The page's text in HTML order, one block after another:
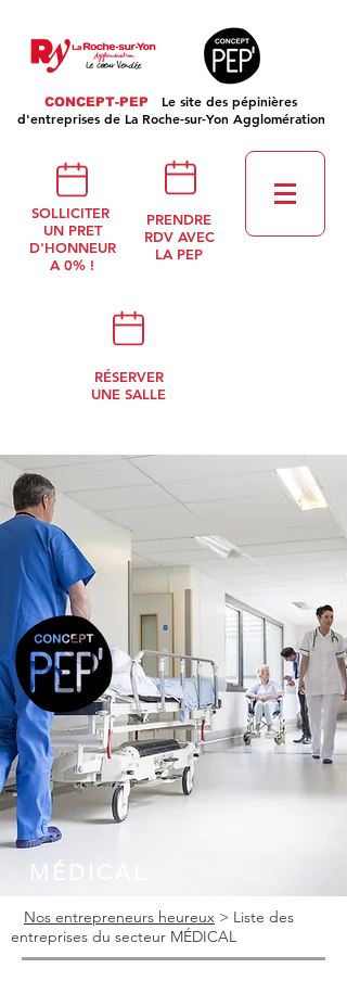
CONCEPT-PEP
Le site des pépinières
d'entreprises de La Roche-sur-Yon Agglomération
SOLLICITER
UN PRET
D'HONNEUR
A 0% !
PRENDRE
RDV AVEC
LA PEP
RÉSERVER
UNE SALLE
MÉDICAL
Nos entrepreneurs heureux > Liste des
entreprises du secteur MÉDICAL